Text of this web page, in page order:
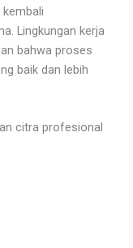
Lingkungan kerja
bahwa proses
baik dan lebih
citra profesional